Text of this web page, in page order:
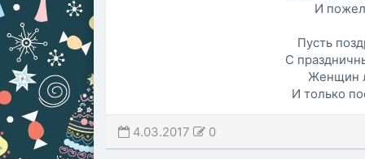
И
Пусть
С
Женщин
И только
4.03.2017 0